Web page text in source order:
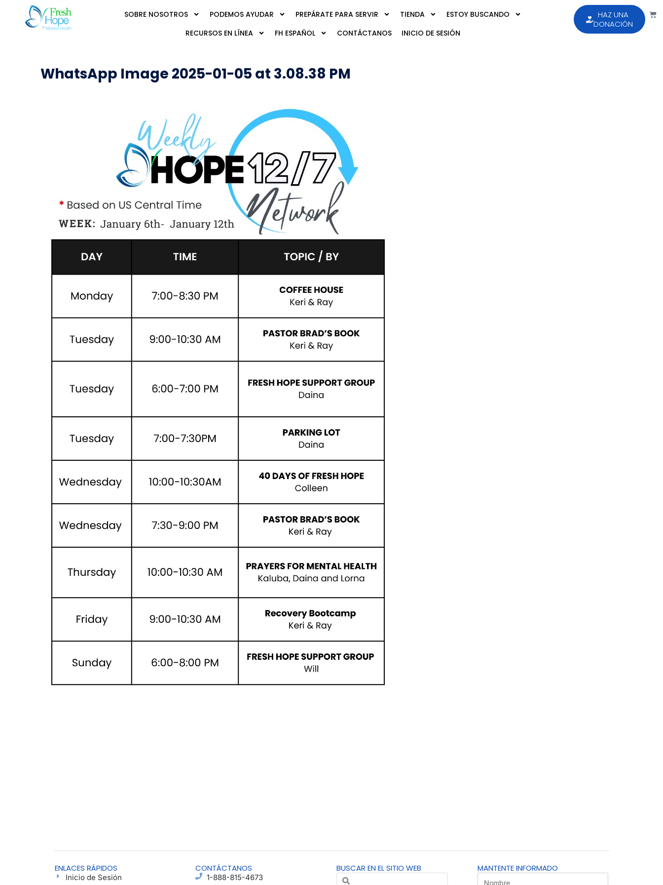
SOBRE NOSOTROS PODEMOS AYUDAR PREPÁRATE PARA SERVIR TIENDA
ESTOY BUSCANDO
RECURSOS EN LÍNEA
FH ESPAÑOL CONTÁCTANOS INICIO DE SESIÓN
HAZ UNA
DONACIÓN
WhatsApp Image 2025-01-05 at 3.08.38 PM
ENLACES RÁPIDOS
Inicio de Sesión
CONTÁCTANOS
1-888-815-4673
BUSCAR EN EL SITIO WEB MANTENTE INFORMADO